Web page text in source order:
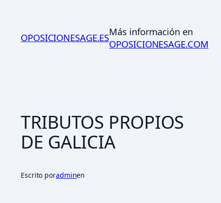
contenido
OPOSICIONESAGE.ESMás información en
OPOSICIONESAGE.COM
TRIBUTOS PROPIOS
DE GALICIA
Escrito poradminen